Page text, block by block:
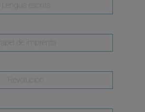
Lengua escrita
Papel de imprenta
Revolución